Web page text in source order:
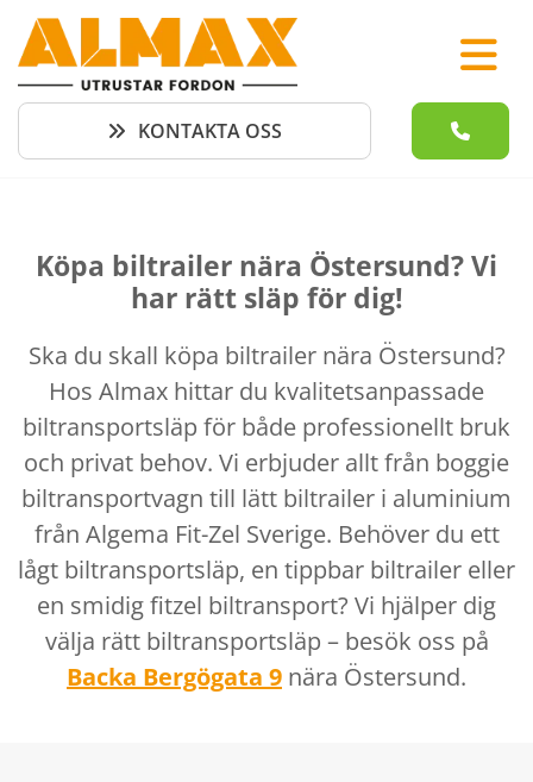
KONTAKTA OSS
Köpa biltrailer nära Östersund? Vi
har rätt släp för dig!
Ska du skall köpa biltrailer nära Östersund?
Hos Almax hittar du kvalitetsanpassade
biltransportsläp för både professionellt bruk
och privat behov. Vi erbjuder allt från boggie
biltransportvagn till lätt biltrailer i aluminium
från Algema Fit-Zel Sverige. Behöver du ett
lågt biltransportsläp, en tippbar biltrailer eller
en smidig fitzel biltransport? Vi hjälper dig
välja rätt biltransportsläp – besök oss på
Backa Bergögata 9 nära Östersund.